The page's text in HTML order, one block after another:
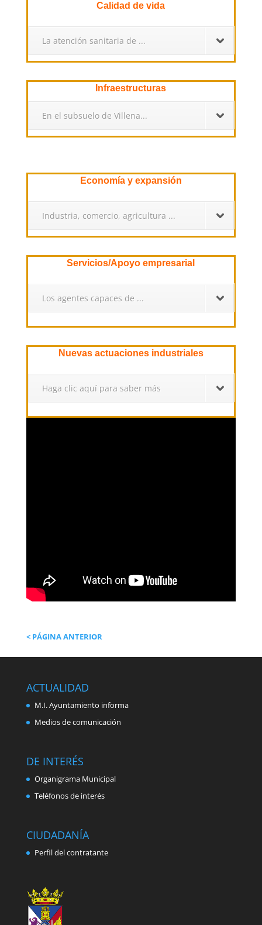
Calidad de vida
La atención sanitaria de ...
Infraestructuras
En el subsuelo de Villena...
Economía y expansión
Industria, comercio, agricultura ...
Servicios/Apoyo empresarial
Los agentes capaces de ...
Nuevas actuaciones industriales
Haga clic aquí para saber más
< PÁGINA ANTERIOR
ACTUALIDAD
M.I. Ayuntamiento informa
Medios de comunicación
DE INTERÉS
Organigrama Municipal
Teléfonos de interés
CIUDADANÍA
Perfil del contratante